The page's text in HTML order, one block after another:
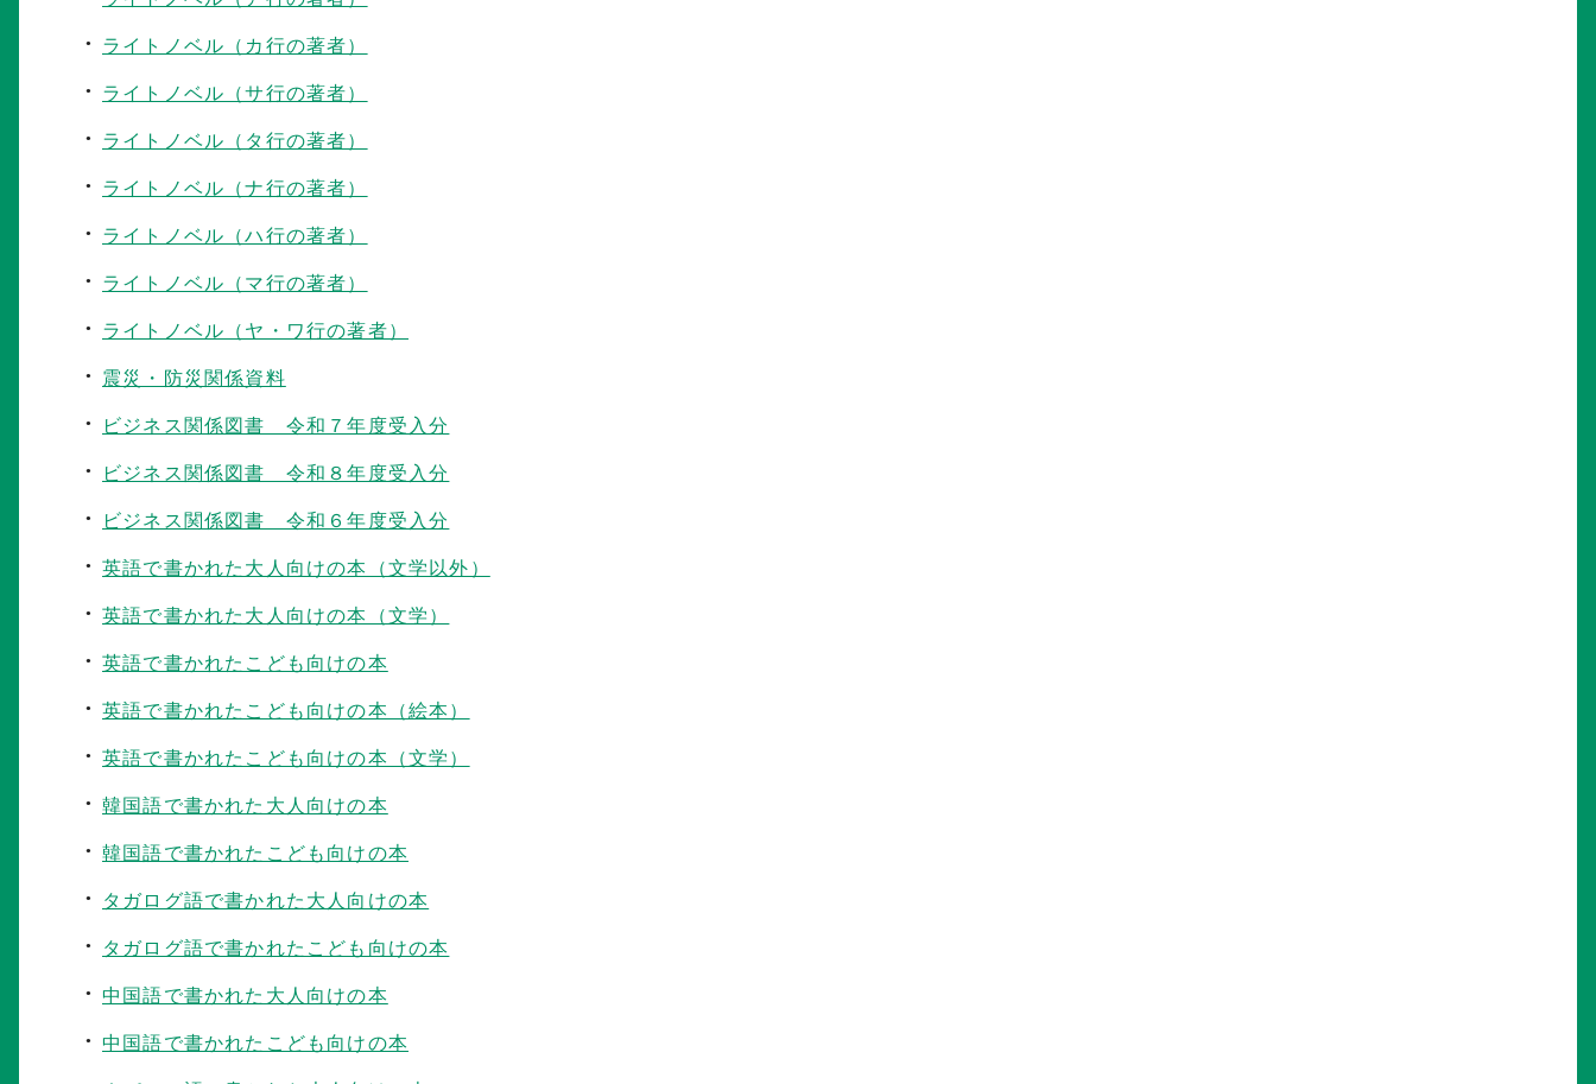
ライトノベル（カ行の著者）
ライトノベル（サ行の著者）
ライトノベル（タ行の著者）
ライトノベル（ナ行の著者）
ライトノベル（ハ行の著者）
ライトノベル（マ行の著者）
ライトノベル（ヤ・ワ行の著者）
震災・防災関係資料
ビジネス関係図書 令和７年度受入分
ビジネス関係図書 令和８年度受入分
ビジネス関係図書 令和６年度受入分
英語で書かれた大人向けの本（文学以外）
英語で書かれた大人向けの本（文学）
英語で書かれたこども向けの本
英語で書かれたこども向けの本（絵本）
英語で書かれたこども向けの本（文学）
韓国語で書かれた大人向けの本
韓国語で書かれたこども向けの本
タガログ語で書かれた大人向けの本
タガログ語で書かれたこども向けの本
中国語で書かれた大人向けの本
中国語で書かれたこども向けの本